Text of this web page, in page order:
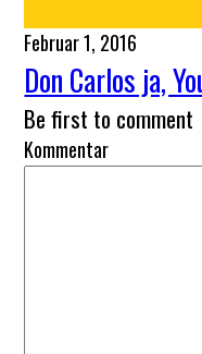
Februar 1, 2016
Don Carlos ja,
Be first to comment
Kommentar